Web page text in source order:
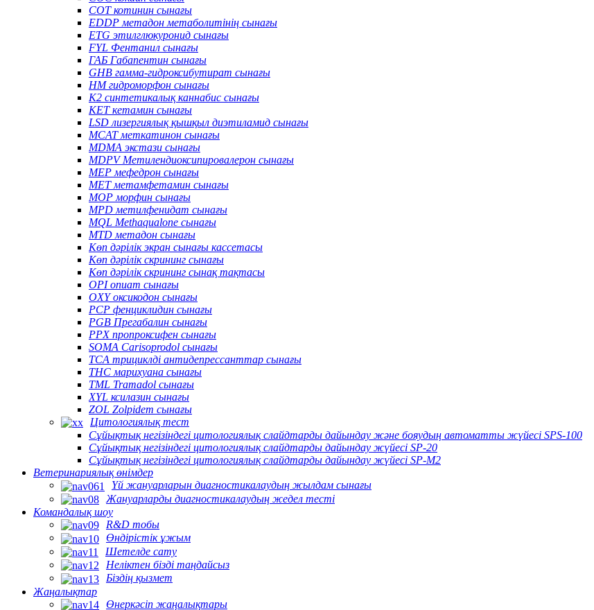
COT котинин сынағы
EDDP метадон метаболитінің сынағы
ETG этилглюкуронид сынағы
FYL Фентанил сынағы
ГАБ Габапентин сынағы
GHB гамма-гидроксибутират сынағы
HM гидроморфон сынағы
K2 синтетикалық каннабис сынағы
KET кетамин сынағы
LSD лизергиялық қышқыл диэтиламид сынағы
MCAT меткатинон сынағы
MDMA экстази сынағы
MDPV Метилендиоксипировалерон сынағы
MEP мефедрон сынағы
MET метамфетамин сынағы
MOP морфин сынағы
MPD метилфенидат сынағы
MQL Methaqualone сынағы
MTD метадон сынағы
Көп дәрілік экран сынағы кассетасы
Көп дәрілік скрининг сынағы
Көп дәрілік скрининг сынақ тақтасы
OPI опиат сынағы
OXY оксикодон сынағы
PCP фенциклидин сынағы
PGB Прегабалин сынағы
PPX пропроксифен сынағы
SOMA Carisoprodol сынағы
TCA трициклді антидепрессанттар сынағы
THC марихуана сынағы
TML Tramadol сынағы
XYL ксилазин сынағы
ZOL Zolpidem сынағы
Цитологиялық тест
Сұйықтық негізіндегі цитологиялық слайдтарды дайындау және бояудың автоматты жүйесі SPS-100
Сұйықтық негізіндегі цитологиялық слайдтарды дайындау жүйесі SP-20
Сұйықтық негізіндегі цитологиялық слайдтарды дайындау жүйесі SP-M2
Ветеринариялық өнімдер
Үй жануарларын диагностикалаудың жылдам сынағы
Жануарларды диагностикалаудың жедел тесті
Командалық шоу
R&D тобы
Өндірістік ұжым
Шетелде сату
Неліктен бізді таңдайсыз
Біздің қызмет
Жаңалықтар
Өнеркәсіп жаңалықтары